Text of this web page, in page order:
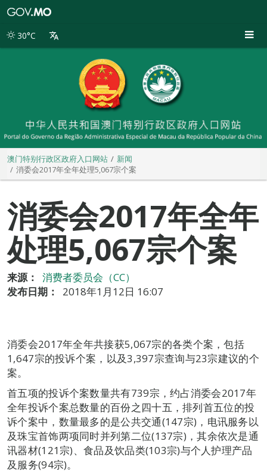
别
30°C
澳门特别行政区政府入口网站
新闻
消委会2017年全年处理5,067宗个案
消委会2017年全年
处理5,067宗个案
来源：
消费者委员会（CC）
发布日期：
2018年1月12日 16:07
消委会2017年全年共接获5,067宗的各类个案，包括
1,647宗的投诉个案，以及3,397宗查询与23宗建议的个
案。
首五项的投诉个案数量共有739宗，约占消委会2017年
全年投诉个案总数量的百份之四十五，排列首五位的投
诉个案中，数量最多的是公共交通(147宗)，电讯服务以
及珠宝首饰两项同时并列第二位(137宗)，其余依次是通
讯器材(121宗)、食品及饮品类(103宗)与个人护理产品
及服务(94宗)。